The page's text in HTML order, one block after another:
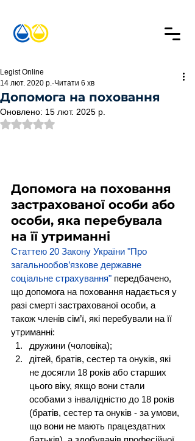
Допомога на поховання
Legist Online
14 лют. 2020 р. Читати 6 хв
Оновлено: 15 лют. 2025 р.
Оцінка: NaN з 5 зірок.
Допомога на поховання
застрахованої особи або
особи, яка перебувала
на її утриманні
Статтею 20 Закону України "Про
загальнообов’язкове державне
соціальне страхування" передбачено,
що допомога на поховання надається у
разі смерті застрахованої особи, а
також членів сім’ї, які перебували на її
утриманні:
дружини (чоловіка);
дітей, братів, сестер та онуків, які
не досягли 18 років або старших
цього віку, якщо вони стали
особами з інвалідністю до 18 років
(братів, сестер та онуків - за умови,
що вони не мають працездатних